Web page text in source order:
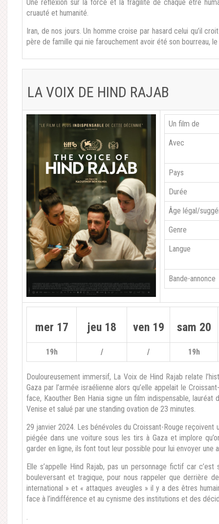
Une réflexion sur la force et la fragilité de chaque être
cruauté et humanité.
Iran, de nos jours. Un homme croise par hasard celui qu’il
père de famille qui nie farouchement avoir été son bourreau, le
LA VOIX DE HIND RAJAB
Un film de
Avec
Pays
Durée
Âge légal/
Genre
Langue
Bande-annonce
mer 17 jeu 18 ven 19 sam 20
19h / / 19h
Douloureusement immersif, La Voix de Hind Rajab relate
Gaza par l’armée israélienne alors qu’elle appelait le
face, Kaouther Ben Hania signe un film indispensable,
Venise et salué par une standing ovation de 23 minutes.
29 janvier 2024. Les bénévoles du Croissant-Rouge reçoivent
piégée dans une voiture sous les tirs à Gaza et implore
garder en ligne, ils font tout leur possible pour lui envoyer une
Elle s’appelle Hind Rajab, pas un personnage fictif car
bouleversant et tragique, pour nous rappeler que derrière
international » et « attaques aveugles » il y a des êtres
face à l’indifférence et au cynisme des institutions et des
.